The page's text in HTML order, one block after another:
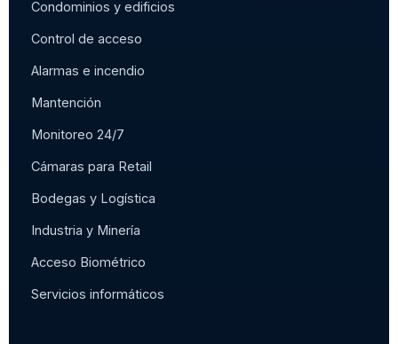
Condominios y edificios
Control de acceso
Alarmas e incendio
Mantención
Monitoreo 24/7
Cámaras para Retail
Bodegas y Logística
Industria y Minería
Acceso Biométrico
Servicios informáticos